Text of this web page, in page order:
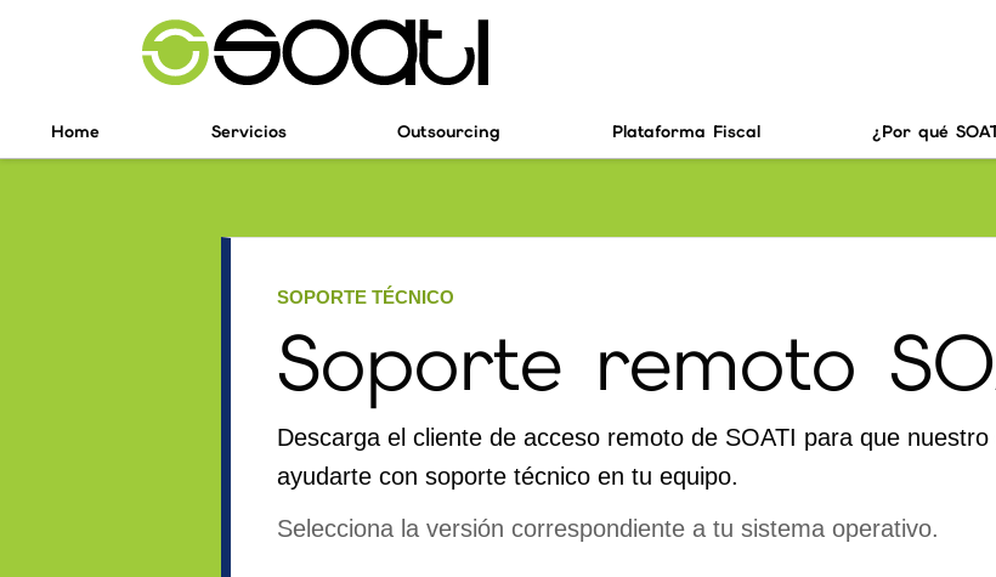
Home Servicios Outsourcing Plataforma Fiscal ¿Por qué
SOPORTE TÉCNICO
Soporte remoto
Descarga el cliente de acceso remoto de SOATI para que nuestro
ayudarte con soporte técnico en tu equipo.
Selecciona la versión correspondiente a tu sistema operativo.